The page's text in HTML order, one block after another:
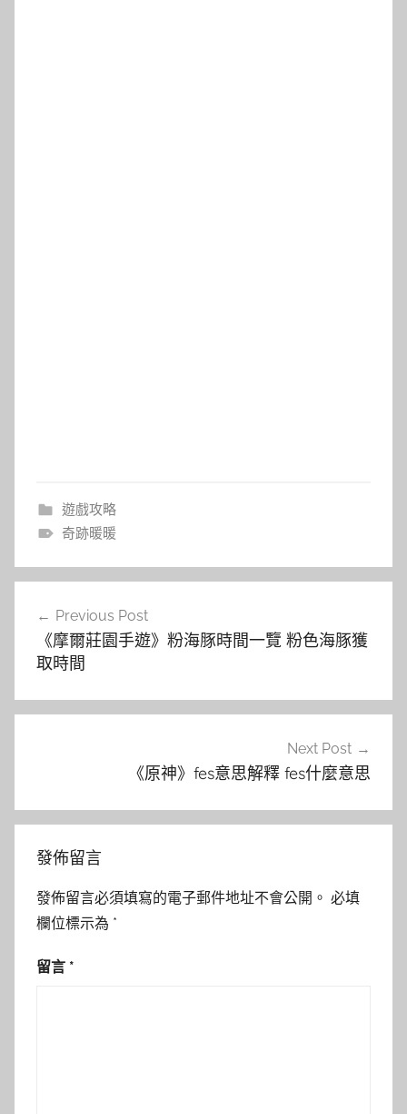
遊戲攻略
奇跡暖暖
導
覽
Previous Post
《摩爾莊園手遊》粉海豚時間一覽 粉色海豚獲
取時間
Next Post
《原神》fes意思解釋 fes什麼意思
發佈留言
發佈留言必須填寫的電子郵件地址不會公開。 必填
欄位標示為 *
留言 *